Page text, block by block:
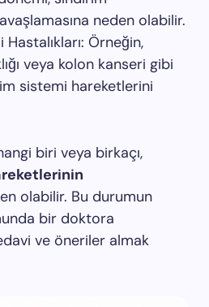
neden olabilir.
Örneğin,
veya kolon kanseri gibi
sistemi hareketlerini
biri veya birkaçı,
olabilir. Bu durumun
bir doktora
ve öneriler almak